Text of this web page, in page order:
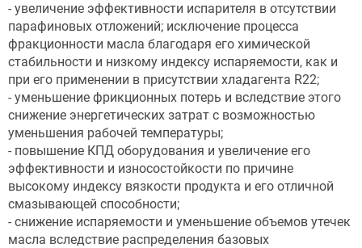
- увеличение эффективности испарителя в отсутствии
парафиновых отложений; исключение процесса
фракционности масла благодаря его химической
стабильности и низкому индексу испаряемости, как и
при его применении в присутствии хладагента R22;
- уменьшение фрикционных потерь и вследствие этого
снижение энергетических затрат с возможностью
уменьшения рабочей температуры;
- повышение КПД оборудования и увеличение его
эффективности и износостойкости по причине
высокому индексу вязкости продукта и его отличной
смазывающей способности;
- снижение испаряемости и уменьшение объемов утечек
масла вследствие распределения базовых